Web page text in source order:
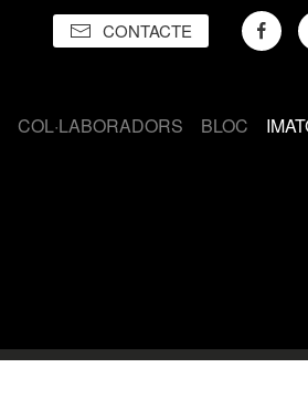
CONTACTE
COL·LABORADORS BLOC